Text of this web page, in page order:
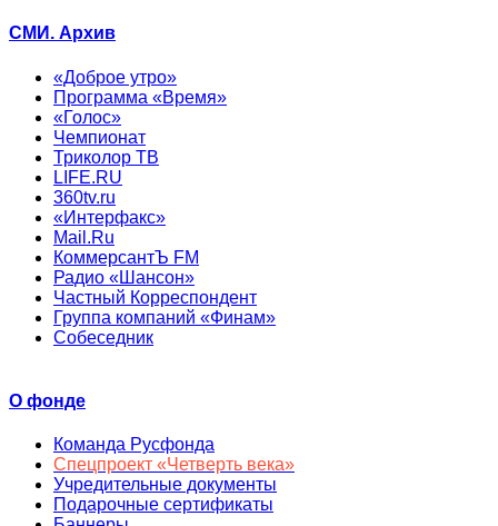
СМИ. Архив
«Доброе утро»
Программа «Время»
«Голос»
Чемпионат
Триколор ТВ
LIFE.RU
360tv.ru
«Интерфакс»
Mail.Ru
КоммерсантЪ FM
Радио «Шансон»
Частный Корреспондент
Группа компаний «Финам»
Собеседник
О фонде
Команда Русфонда
Спецпроект «Четверть века»
Учредительные документы
Подарочные сертификаты